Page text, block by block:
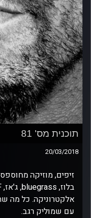
תוכנית מס' 81
20/03/2018
זיפים, מוזיקה
אלקטרוניקה. כל מה
עם שמוליק רגב.